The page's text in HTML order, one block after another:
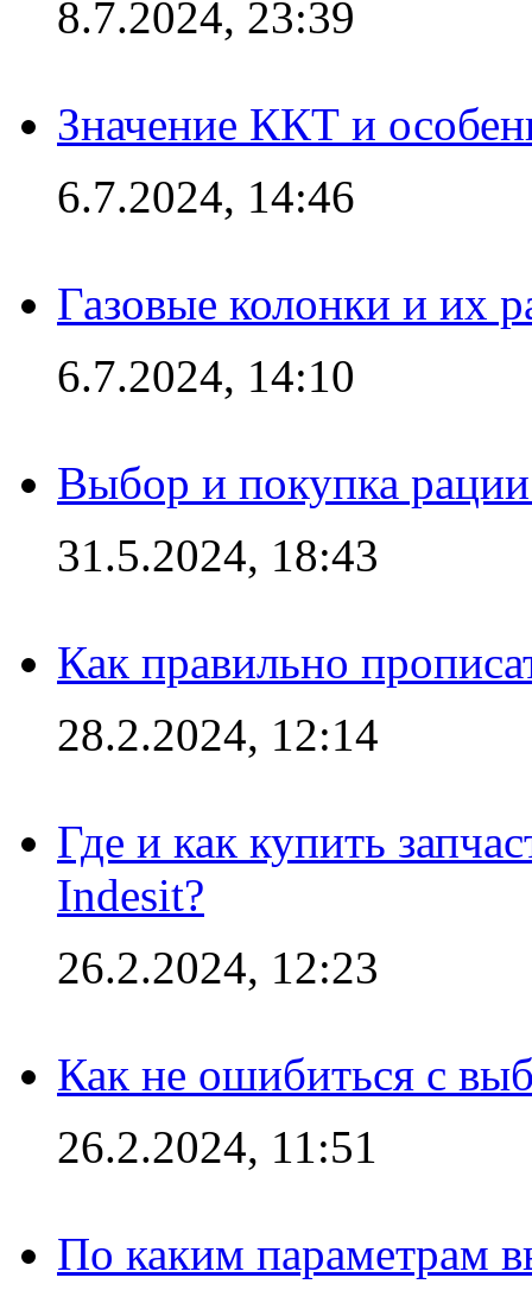
8.7.2024, 23:39
Значение ККТ и
6.7.2024, 14:46
Газовые колонки и их
6.7.2024, 14:10
Выбор и покупка
31.5.2024, 18:43
Как правильно
28.2.2024, 12:14
Где и как купить
Indesit?
26.2.2024, 12:23
Как не ошибиться с
26.2.2024, 11:51
По каким параметрам